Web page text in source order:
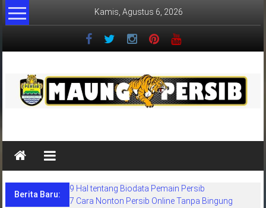
Lompat
ke
Kamis, Agustus 6, 2026
Maung
Persib
situs
Berita Baru:
9 Hal tentang Biodata Pemain Persib
7 Cara Nonton Persib Online Tanpa Bingung